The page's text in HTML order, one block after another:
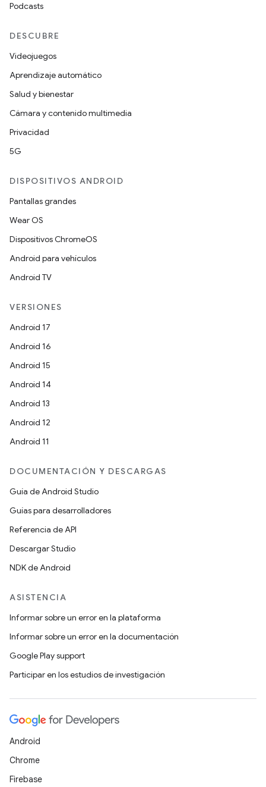
Podcasts
DESCUBRE
Videojuegos
Aprendizaje automático
Salud y bienestar
Cámara y contenido multimedia
Privacidad
5G
DISPOSITIVOS ANDROID
Pantallas grandes
Wear OS
Dispositivos ChromeOS
Android para vehículos
Android TV
VERSIONES
Android 17
Android 16
Android 15
Android 14
Android 13
Android 12
Android 11
DOCUMENTACIÓN Y DESCARGAS
Guía de Android Studio
Guías para desarrolladores
Referencia de API
Descargar Studio
NDK de Android
ASISTENCIA
Informar sobre un error en la plataforma
Informar sobre un error en la documentación
Google Play support
Participar en los estudios de investigación
Android
Chrome
Firebase